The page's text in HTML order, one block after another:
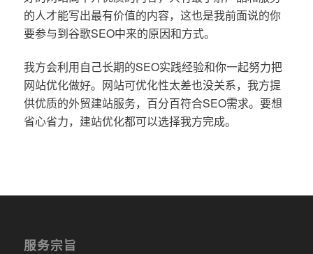
的人才能写出最有价值的内容，这也是我前面说的你
要参与到谷歌SEO中来的原因和方式。
我方会利用自己长期的SEO实践经验和你一起努力把
网站优化做好。网站可优化性太差也没关系，我方提
供优质的外贸建站服务，百分百符合SEO需求。要想
省心省力，建站优化都可以选择我方完成。
服务宗旨